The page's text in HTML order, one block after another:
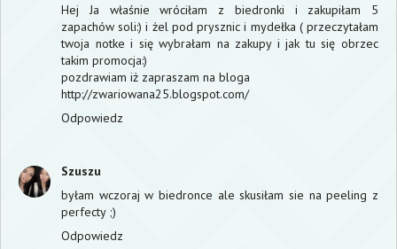
Hej Ja właśnie wróciłam z biedronki i zakupiłam 5
zapachów soli:) i żel pod prysznic i mydełka ( przeczytałam
twoja notke i się wybrałam na zakupy i jak tu się obrzec
takim promocja:)
pozdrawiam iż zapraszam na bloga
http://zwariowana25.blogspot.com/
Odpowiedz
Szuszu
byłam wczoraj w biedronce ale skusiłam sie na peeling z
perfecty ;)
Odpowiedz